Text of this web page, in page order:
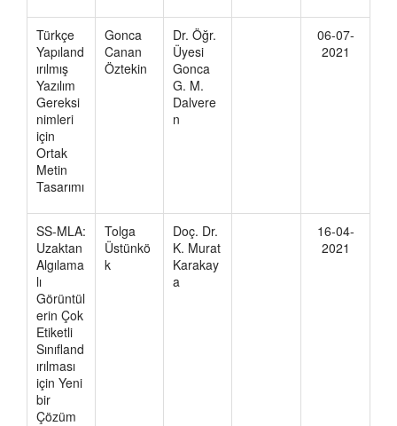
Türkçe
Yapıland
ırılmış
Yazılım
Gereksi
nimleri
için
Ortak
Metin
Tasarımı
Gonca
Canan
Öztekin
Dr. Öğr.
Üyesi
Gonca
G. M.
Dalvere
n
06-07-
2021
SS-MLA:
Uzaktan
Algılama
lı
Görüntül
erin Çok
Etiketli
Sınıfland
ırılması
için Yeni
bir
Çözüm
Tolga
Üstünkö
k
Doç. Dr.
K. Murat
Karakay
a
16-04-
2021